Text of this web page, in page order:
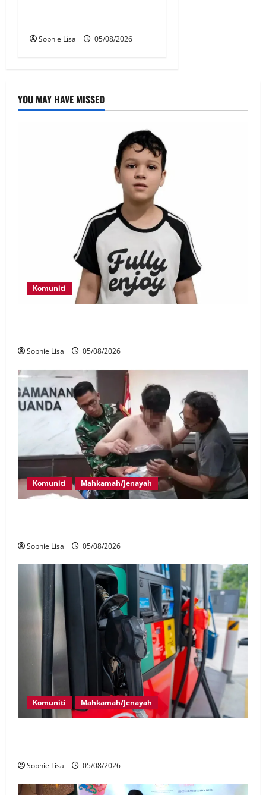
Sophie Lisa 05/08/2026
YOU MAY HAVE MISSED
Komuniti
Sophie Lisa 05/08/2026
Komuniti Mahkamah/Jenayah
Sophie Lisa 05/08/2026
Komuniti Mahkamah/Jenayah
Sophie Lisa 05/08/2026